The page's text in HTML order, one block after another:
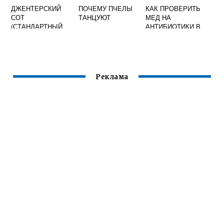
ДЖЕНТЕРСКИЙ
СОТ
(СТАНДАРТНЫЙ
ПОЧЕМУ ПЧЕЛЫ
ТАНЦУЮТ
КАК ПРОВЕРИТЬ
МЕД НА
АНТИБИОТИКИ В
Реклама